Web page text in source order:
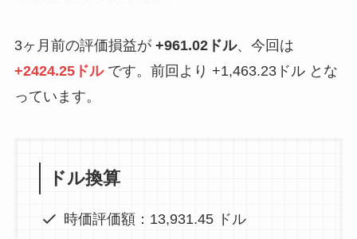
3ヶ月前の評価損益が +961.02ドル、今回は
+2424.25ドルです。前回より +1,463.23ドル とな
っています。
ドル換算
時価評価額：13,931.45 ドル